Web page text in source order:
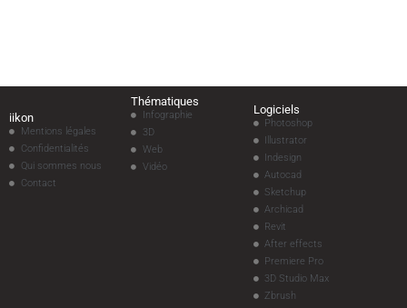
iikon
Mentions légales
Confidentialités
Qui sommes nous
Contact
Thématiques
Infographie
3D
Web
Vidéo
Logiciels
Photoshop
Illustrator
Indesign
Autocad
Sketchup
Archicad
Revit
After effects
Premiere Pro
3D Studio Max
Zbrush